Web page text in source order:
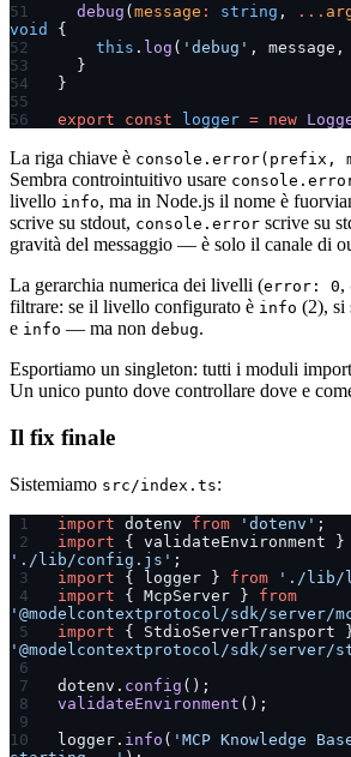
  debug
( message : string , ...
void
{
    this
. log ( 'debug' , message,
  }
}
export const logger = new
La riga chiave è console.error(prefix,
Sembra controintuitivo usare
livello info, ma in Node.js il nome è
scrive su stdout, console.error scrive su
gravità del messaggio — è solo il canale di
La gerarchia numerica dei livelli (error: 0,
filtrare: se il livello configurato è info (2), si
e info — ma non debug.
Esportiamo un singleton: tutti i moduli
Un unico punto dove controllare dove e
Il fix finale
Sistemiamo src/index.ts:
import dotenv from 'dotenv' ;
import { validateEnvironment }
'./lib/config.js' ;
import { logger } from './lib/
import { McpServer } from
'@modelcontextprotocol/sdk/server/
import { StdioServerTransport
'@modelcontextprotocol/sdk/
dotenv. config ();
validateEnvironment ();
logger. info ( 'MCP Knowledge